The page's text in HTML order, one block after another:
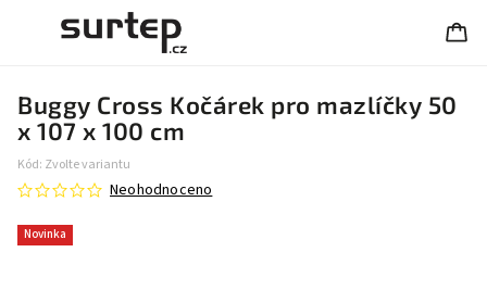
Buggy Cross Kočárek pro mazlíčky 50
x 107 x 100 cm
Kód: Zvolte variantu
Novinka
Neohodnoceno